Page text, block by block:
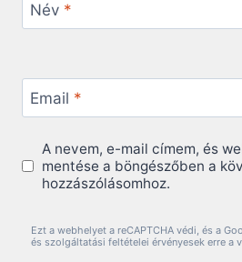
Név *
Email *
A nevem, e-mail címem, és
mentése a böngészőben a
hozzászólásomhoz.
Ezt a webhelyet a reCAPTCHA védi, és a
és szolgáltatási feltételei érvényesek erre a